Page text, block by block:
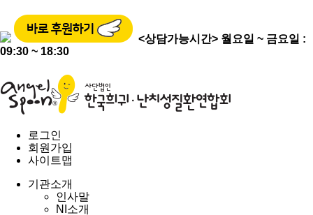
<상담가능시간> 월요일 ~ 금요일 :
09:30 ~ 18:30
로그인
회원가입
사이트맵
기관소개
인사말
NI소개